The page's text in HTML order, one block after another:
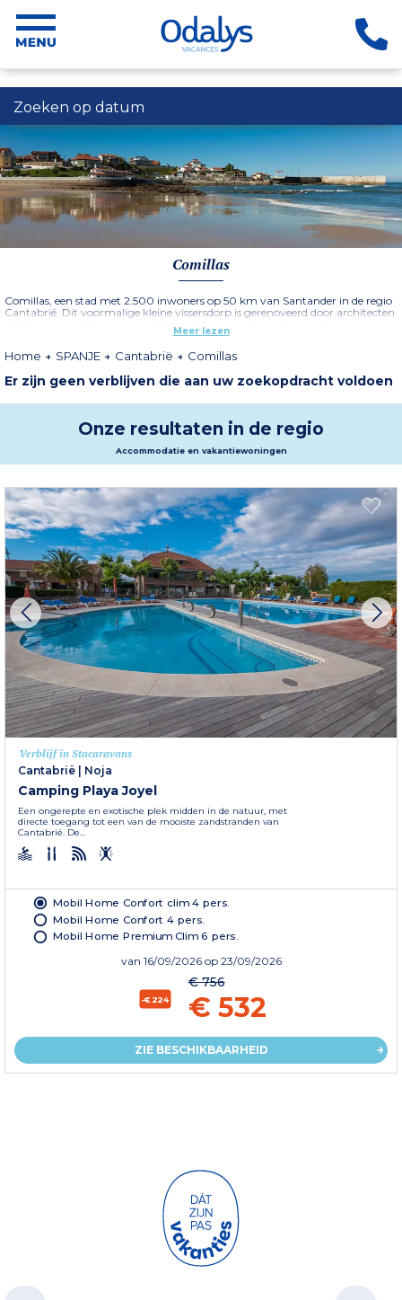
Zoeken op datum
Comillas
Comillas, een stad met 2.500 inwoners op 50 km van Santander in de regio
Cantabrië. Dit voormalige kleine vissersdorp is gerenoveerd door architecten
kapel, de Pauselijke Universiteit en Gaudà­'s 'Capriocho' bezoeken. Comillas
Meer lezen
Home SPANJE Cantabrië Comillas
Er zijn geen verblijven die aan uw zoekopdracht voldoen
Onze resultaten in de regio
Accommodatie en vakantiewoningen
Verblijf in Stacaravans
Cantabrië
Noja
Camping Playa Joyel
Een ongerepte en exotische plek midden in de natuur, met
directe toegang tot een van de mooiste zandstranden van
Cantabrië. De...
Mobil Home Confort clim 4 pers.
Mobil Home Confort 4 pers.
Mobil Home Premium Clim 6 pers.
van 16/09/2026 op 23/09/2026
-€224
€ 756
€ 532
ZIE BESCHIKBAARHEID